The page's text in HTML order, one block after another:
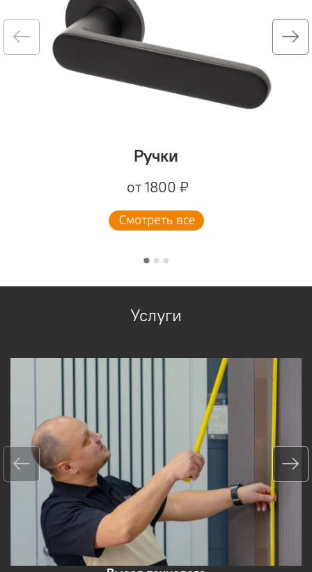
Ручки
от 1800 ₽
Услуги